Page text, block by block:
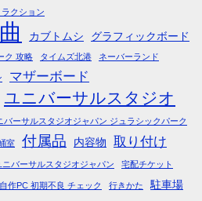
ラクション
カブトムシ
グラフィックボード
ク 攻略 タイムズ北港 ネーバーランド
マザーボード
ユニバーサルスタジオ
バーサルスタジオジャパン ジュラシックパーク
室 付属品 内容物 取り付け
ニバーサルスタジオジャパン 宅配チケット
自作PC 初期不良 チェック 行きかた 駐車場